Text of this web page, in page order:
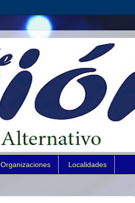
Organizaciones Localidades